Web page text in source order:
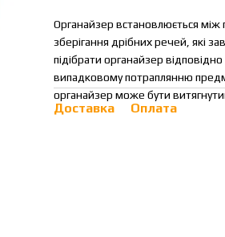
Органайзер встановлюється
зберігання дрібних речей, які
підібрати органайзер
випадковому потраплянню
органайзер може бути
Доставка Оплата